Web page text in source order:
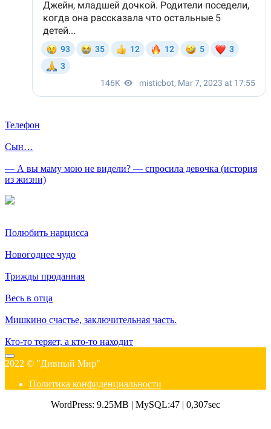
Телефон
Cын…
— А вы маму мою не видели? — спросила девочка (история
из жизни)
Полюбить нарцисса
Новогоднее чудо
Трижды проданная
Весь в отца
Мишкино счастье, заключительная часть.
Кто-то теряет, а кто-то находит
2022 © "Дивный Мир"
Политика конфиденциальности
WordPress: 9.25MB | MySQL:47 | 0,307sec